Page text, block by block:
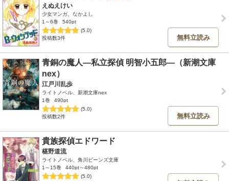
えぬえけい
少女マンガ、なかよし
1～6巻
540pt
(5.0)
投稿数3件
無料立読み
青銅の魔人―私立探偵 明智小五郎―（新潮文庫
nex）
江戸川乱歩
ライトノベル、新潮文庫nex
1巻
490pt
(5.0)
投稿数2件
無料立読み
貴族探偵エドワード
椹野道流
ライトノベル、角川ビーンズ文庫
1～15巻
440pt～480pt
(5.0)